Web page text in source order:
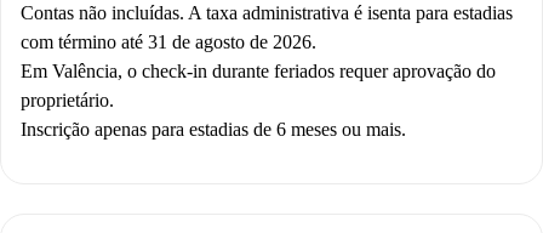
Contas não incluídas. A taxa administrativa é isenta para estadias
com término até 31 de agosto de 2026.
Em Valência, o check-in durante feriados requer aprovação do
proprietário.
Inscrição apenas para estadias de 6 meses ou mais.